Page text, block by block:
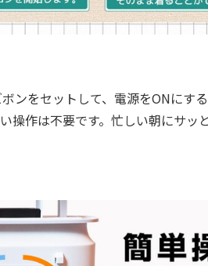
ンをセットして、電源をONにす
操作は不要です。忙しい朝にサ